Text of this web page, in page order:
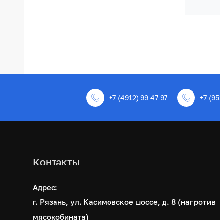
+7 (4912) 99 47 97 +7
Контакты
Адрес:
г. Рязань, ул. Касимовское шоссе, д. 8 (напротив
мясокобината)